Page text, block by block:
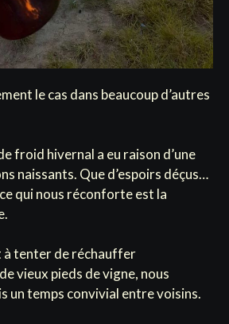
le cas dans beaucoup d’autres
froid hivernal a eu raison d’une
naissants. Que d’espoirs déçus…
qui nous réconforte est la
à tenter de réchauffer
vieux pieds de vigne, nous
un temps convivial entre voisins.